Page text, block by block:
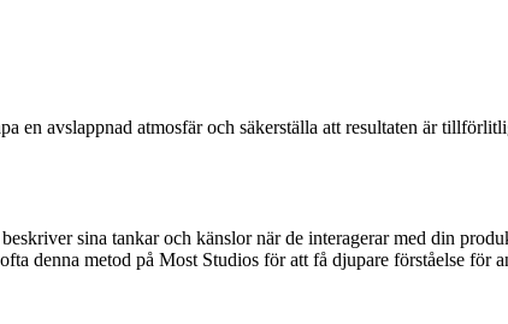
en avslappnad atmosfär och säkerställa att resultaten är
sina tankar och känslor när de interagerar med din
denna metod på Most Studios för att få djupare förståelse för